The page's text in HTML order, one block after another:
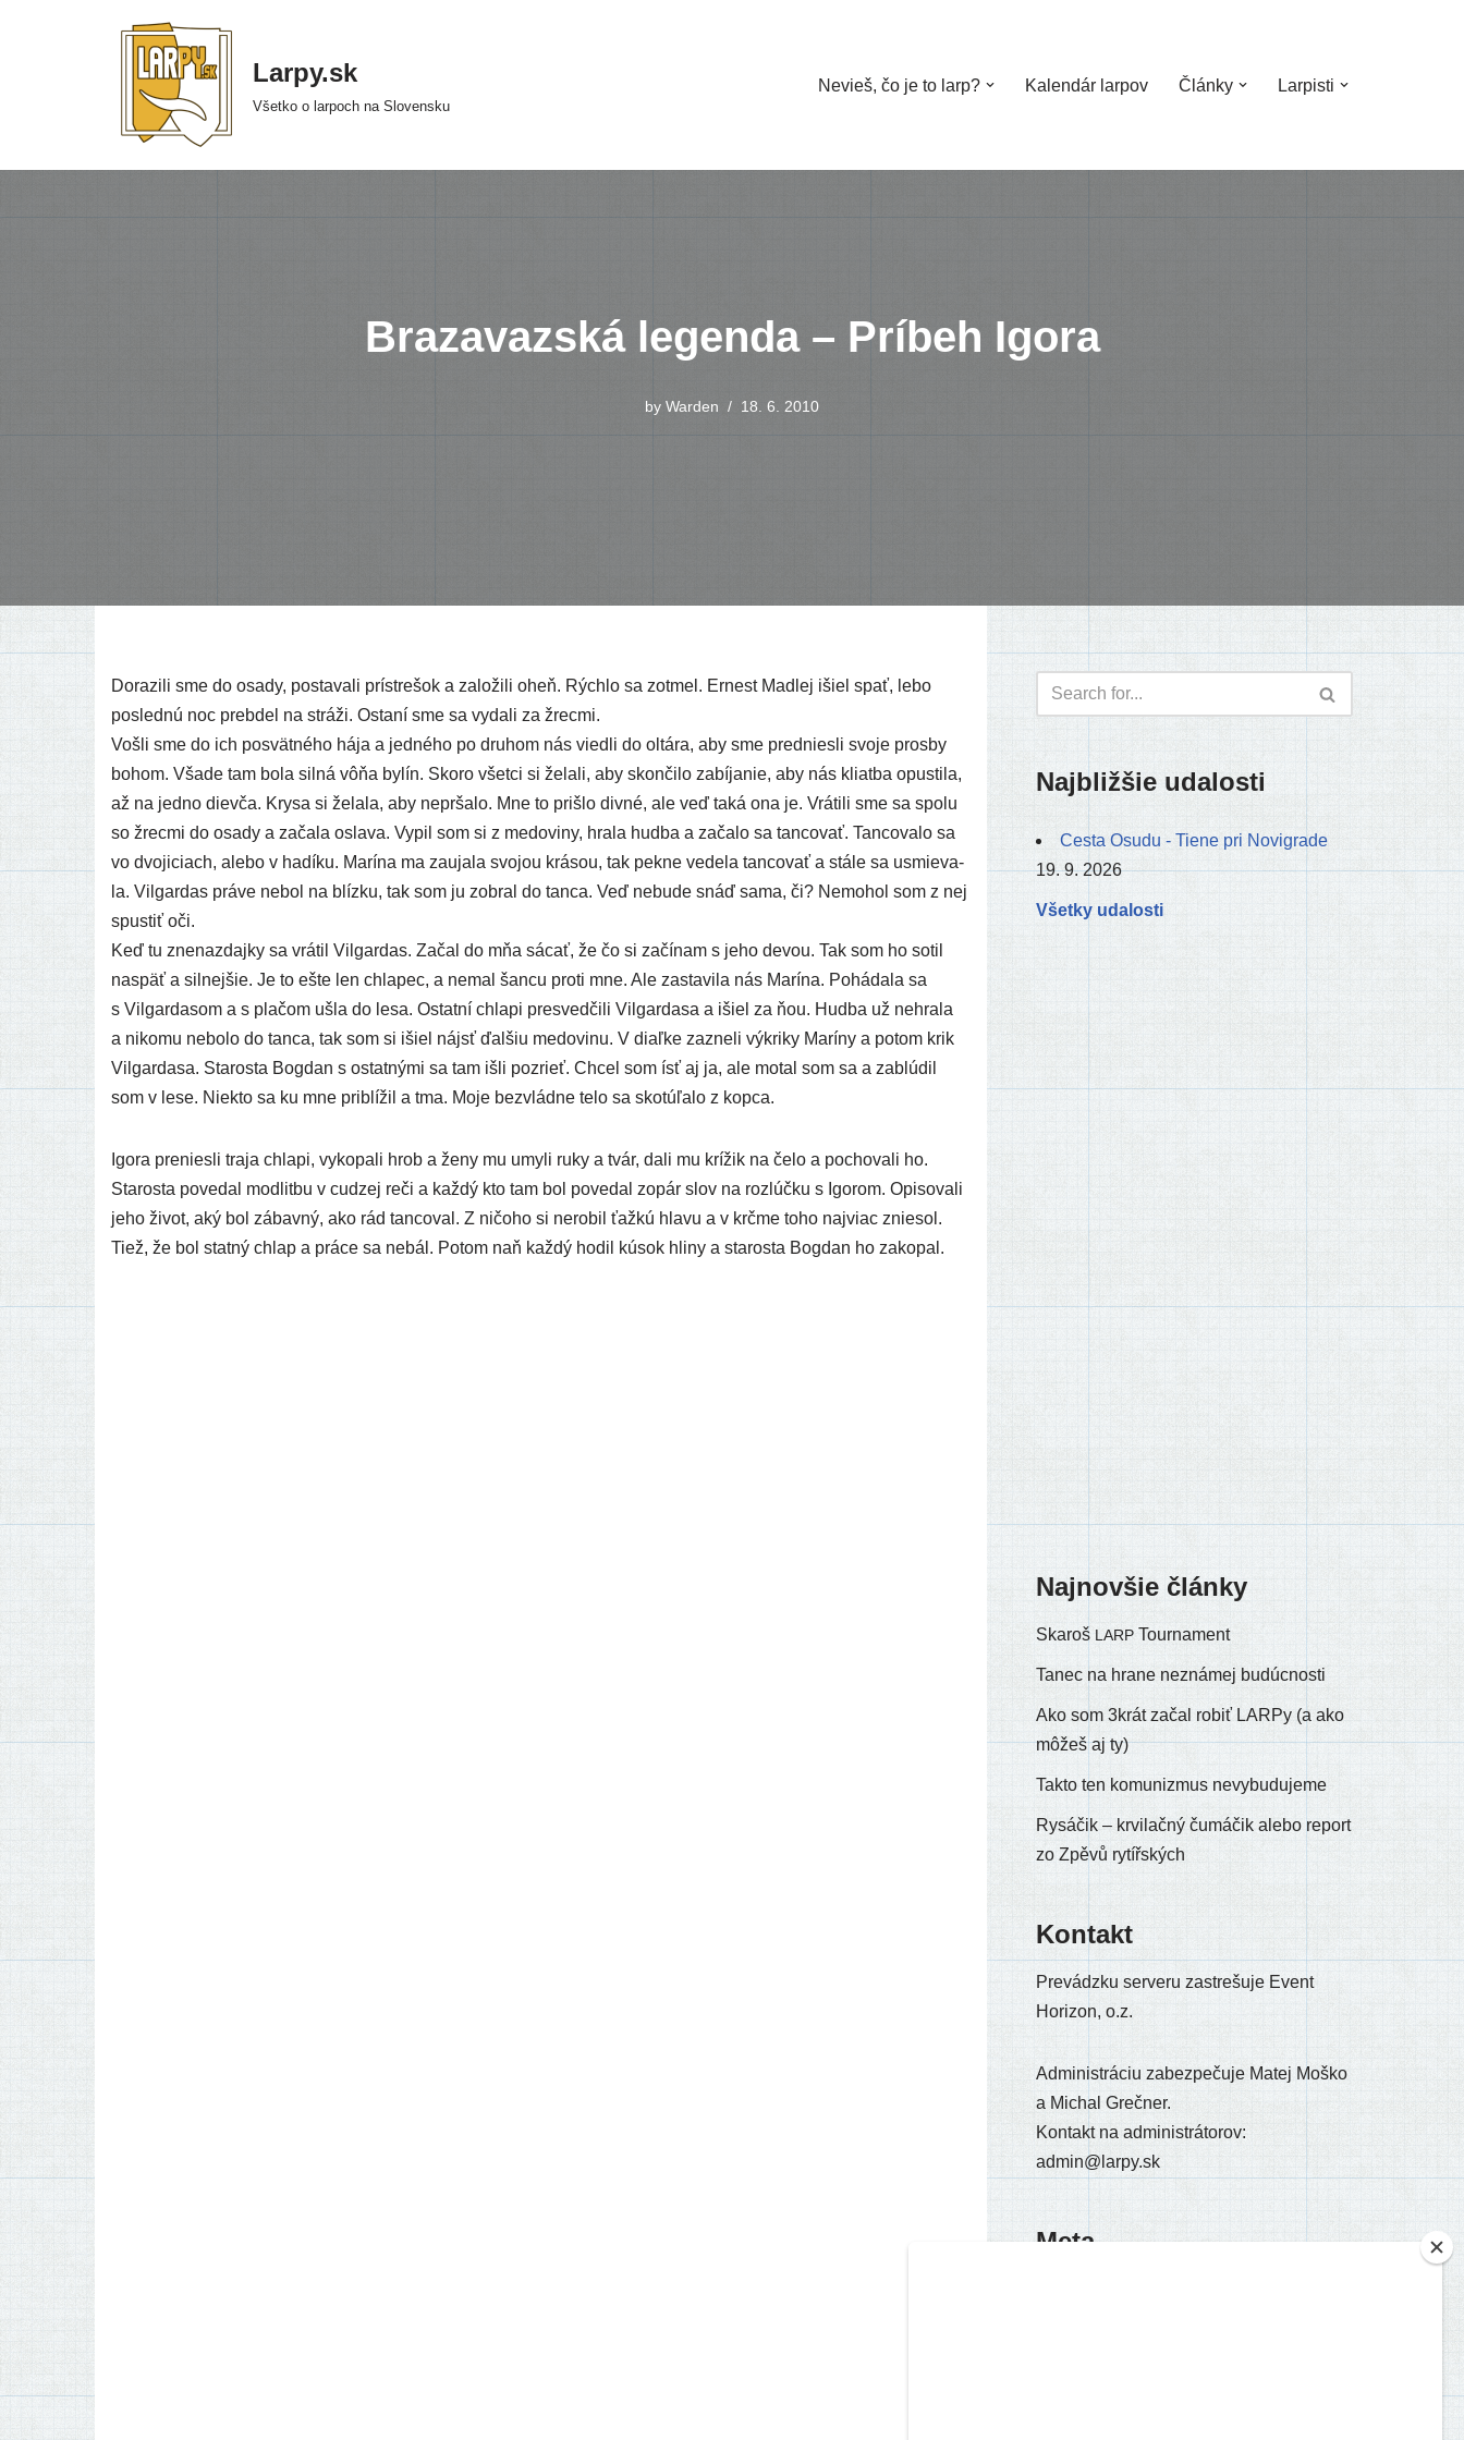
Larpy.sk
Všetko o larpoch na Slovensku
Nevieš, čo je to larp? Kalendár larpov Články Larpisti
Brazavazská legenda – Príbeh Igora
by Warden 18. 6. 2010
Dorazili sme do osa­dy, posta­va­li prí­stre­šok a zalo­ži­li oheň. Rýchlo sa zotmel. Ernest Madlej išiel spať, lebo
posled­nú noc pre­bdel na strá­ži. Ostaní sme sa vyda­li za žrecmi.
Vošli sme do ich posvät­né­ho hája a jed­né­ho po dru­hom nás vied­li do oltá­ra, aby sme pred­nies­li svo­je pros­by
bohom. Všade tam bola sil­ná vôňa bylín. Skoro všet­ci si žela­li, aby skon­či­lo zabí­ja­nie, aby nás kliat­ba opus­ti­la,
až na jed­no diev­ča. Krysa si žela­la, aby nepr­ša­lo. Mne to priš­lo div­né, ale veď taká ona je. Vrátili sme sa spo­lu
so žrec­mi do osa­dy a zača­la osla­va. Vypil som si z medo­vi­ny, hra­la hud­ba a zača­lo sa tan­co­vať. Tancovalo sa
vo dvo­j­iciach, ale­bo v hadí­ku. Marína ma zau­ja­la svo­jou krá­sou, tak pek­ne vede­la tan­co­vať a stá­le sa usmie­va­
la. Vilgardas prá­ve nebol na blíz­ku, tak som ju zobral do tan­ca. Veď nebu­de snáď sama, či? Nemohol som z nej
spus­tiť oči.
Keď tu zne­naz­daj­ky sa vrá­til Vilgardas. Začal do mňa sácať, že čo si začí­nam s jeho devou. Tak som ho sotil
nas­päť a sil­nej­šie. Je to ešte len chla­pec, a nemal šan­cu pro­ti mne. Ale zasta­vi­la nás Marína. Pohádala sa
s Vilgardasom a s pla­čom ušla do lesa. Ostatní chla­pi pre­sved­či­li Vilgardasa a išiel za ňou. Hudba už neh­ra­la
a niko­mu nebo­lo do tan­ca, tak som si išiel nájsť ďal­šiu medo­vi­nu. V diaľ­ke zazne­li výkri­ky Maríny a potom krik
Vilgardasa. Starosta Bogdan s ostat­ný­mi sa tam išli pozrieť. Chcel som ísť aj ja, ale motal som sa a zablú­dil
som v lese. Niekto sa ku mne pri­blí­žil a tma. Moje bez­vlád­ne telo sa sko­tú­ľa­lo z kopca.
Igora pre­nies­li tra­ja chla­pi, vyko­pa­li hrob a ženy mu umy­li ruky a tvár, dali mu krí­žik na čelo a pocho­va­li ho.
Starosta pove­dal mod­lit­bu v cudzej reči a kaž­dý kto tam bol pove­dal zopár slov na roz­lúč­ku s Igorom. Opisovali
jeho život, aký bol zábav­ný, ako rád tan­co­val. Z ničo­ho si nero­bil ťaž­kú hla­vu a v krč­me toho naj­viac znie­sol.
Tiež, že bol stat­ný chlap a prá­ce sa nebál. Potom naň kaž­dý hodil kúsok hli­ny a sta­ros­ta Bogdan ho zakopal.
Najbližšie udalosti
Cesta Osudu - Tiene pri Novigrade
19. 9. 2026
Všetky udalosti
Najnovšie články
Skaroš LARP Tournament
Tanec na hrane neznámej budúcnosti
Ako som 3krát začal robiť LARPy (a ako
môžeš aj ty)
Takto ten komunizmus nevybudujeme
Rysáčik – krvilačný čumáčik alebo report
zo Zpěvů rytířských
Kontakt
Prevádzku ser­ve­ru zastre­šu­je Event
Horizon, o.z.
Administráciu zabez­pe­ču­je Matej Moško
a Michal Grečner.
Kontakt na admi­nis­trá­to­rov:
admin@larpy.sk
Meta